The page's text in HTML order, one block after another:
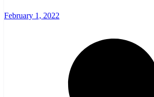
February 1, 2022